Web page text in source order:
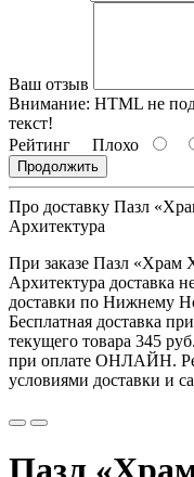
Ваш отзыв
Внимание: HTML не
текст!
Рейтинг Плохо
Продолжить
Про доставку Пазл
Архитектура
При заказе Пазл «Храм
Архитектура доставка
доставки по Нижнему
Бесплатная доставка
текущего товара 345 руб.
при оплате ОНЛАЙН.
условиями доставки и